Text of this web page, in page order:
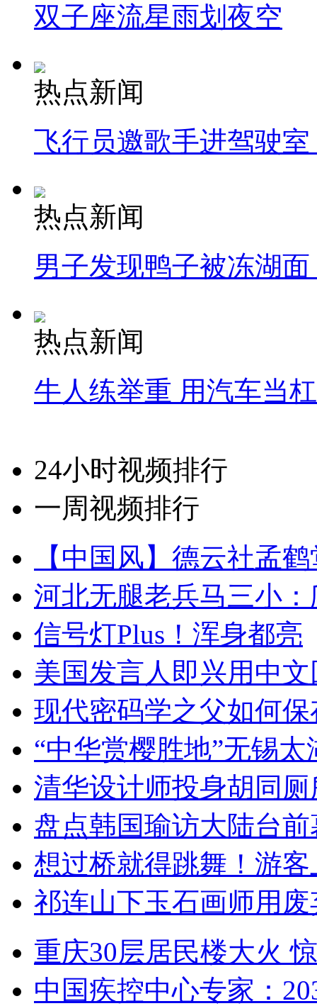
双子座流星雨划夜空
热点新闻
飞行员邀歌手进驾驶
热点新闻
男子发现鸭子被冻湖
热点新闻
牛人练举重 用汽车当
24小时视频排行
一周视频排行
【中国风】德云社孟
河北无腿老兵马三小
信号灯Plus！浑身都亮
美国发言人即兴用中
现代密码学之父如何
“中华赏樱胜地”无锡
清华设计师投身胡同
盘点韩国瑜访大陆台
想过桥就得跳舞！游客
祁连山下玉石画师用
重庆30层居民楼大火
中国疾控中心专家：